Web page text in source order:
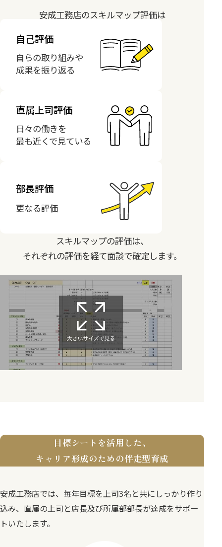
安成工務店のスキルマップ評価は
自己評価
自らの取り組みや
成果を振り返る
直属上司評価
日々の働きを
最も近くで見ている
部長評価
更なる評価
スキルマップの評価は、
それぞれの評価を経て面談で確定します。
目標シートを活用した、
キャリア形成のための伴走型育成
安成工務店では、毎年目標を上司3名と共にしっかり作り
込み、直属の上司と店長及び所属部部長が達成をサポー
トいたします。